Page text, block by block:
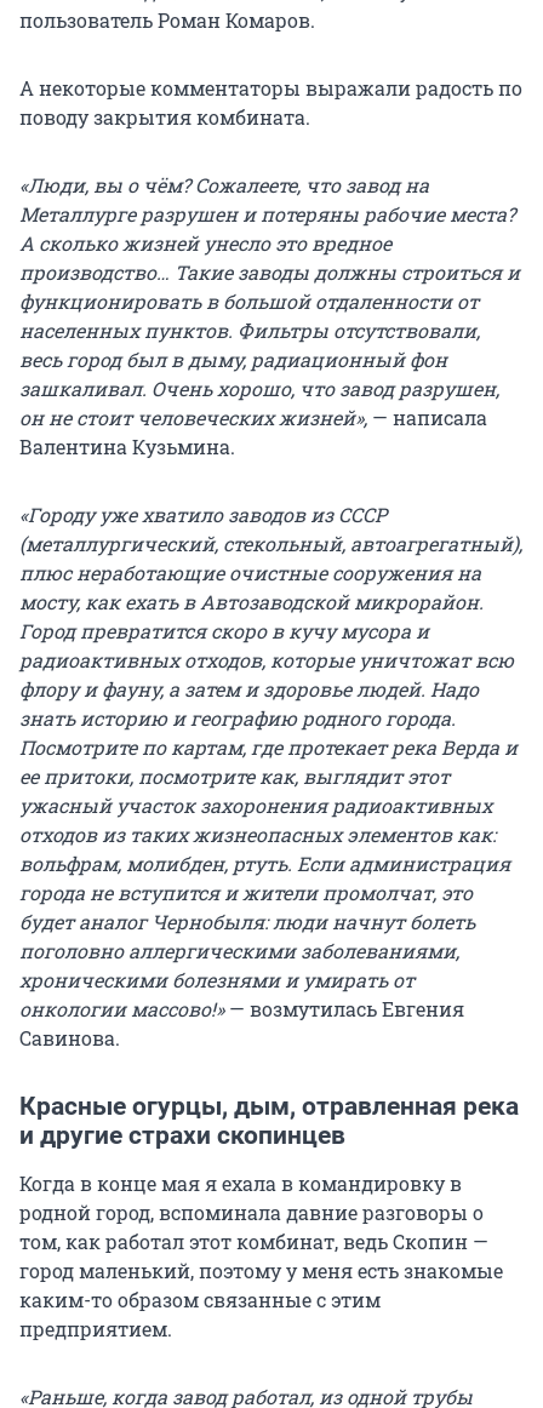
пользователь Роман Комаров.
А некоторые комментаторы выражали радость по
поводу закрытия комбината.
«Люди, вы о чём? Сожалеете, что завод на
Металлурге разрушен и потеряны рабочие места?
А сколько жизней унесло это вредное
производство… Такие заводы должны строиться и
функционировать в большой отдаленности от
населенных пунктов. Фильтры отсутствовали,
весь город был в дыму, радиационный фон
зашкаливал. Очень хорошо, что завод разрушен,
он не стоит человеческих жизней», — написала
Валентина Кузьмина.
«Городу уже хватило заводов из СССР
(металлургический, стекольный, автоагрегатный),
плюс неработающие очистные сооружения на
мосту, как ехать в Автозаводской микрорайон.
Город превратится скоро в кучу мусора и
радиоактивных отходов, которые уничтожат всю
флору и фауну, а затем и здоровье людей. Надо
знать историю и географию родного города.
Посмотрите по картам, где протекает река Верда и
ее притоки, посмотрите как, выглядит этот
ужасный участок захоронения радиоактивных
отходов из таких жизнеопасных элементов как:
вольфрам, молибден, ртуть. Если администрация
города не вступится и жители промолчат, это
будет аналог Чернобыля: люди начнут болеть
поголовно аллергическими заболеваниями,
хроническими болезнями и умирать от
онкологии массово!»— возмутилась Евгения
Савинова.
Красные огурцы, дым, отравленная река
и другие страхи скопинцев
Когда в конце мая я ехала в командировку в
родной город, вспоминала давние разговоры о
том, как работал этот комбинат, ведь Скопин —
город маленький, поэтому у меня есть знакомые
каким-то образом связанные с этим
предприятием.
«Раньше, когда завод работал, из одной трубы